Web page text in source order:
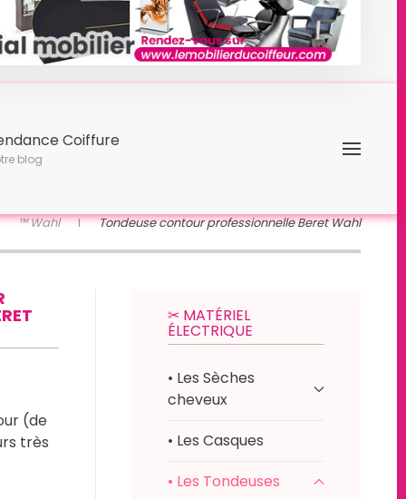
Coiffure
blog
™ Wahl Tondeuse contour professionnelle Beret Wahl
(de
très
✂︎ MATÉRIEL
ÉLECTRIQUE
• Les Sèches
cheveux
• Les Casques
• Les Tondeuses